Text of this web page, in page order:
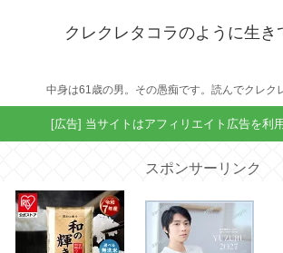
クレクレタコラのように生き
中身は61歳の男。その愚痴です。読んでクレク
[広告] 当サイトはアフィリエイト広告を利
スポンサーリンク